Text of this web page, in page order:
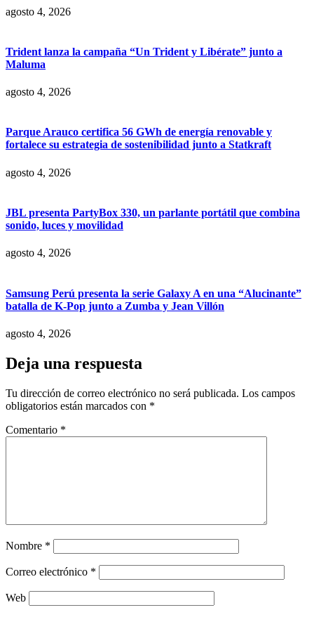
agosto 4, 2026
Trident lanza la campaña “Un Trident y Libérate” junto a
Maluma
agosto 4, 2026
Parque Arauco certifica 56 GWh de energía renovable y
fortalece su estrategia de sostenibilidad junto a Statkraft
agosto 4, 2026
JBL presenta PartyBox 330, un parlante portátil que combina
sonido, luces y movilidad
agosto 4, 2026
Samsung Perú presenta la serie Galaxy A en una “Alucinante”
batalla de K-Pop junto a Zumba y Jean Villón
agosto 4, 2026
Deja una respuesta
Tu dirección de correo electrónico no será publicada. Los campos
obligatorios están marcados con *
Comentario *
Nombre *
Correo electrónico *
Web